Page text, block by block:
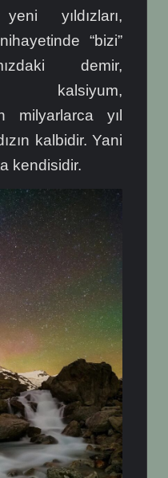
yıldızları,
“bizi”
demir,
kalsiyum,
milyarlarca yıl
kalbidir. Yani
kendisidir.